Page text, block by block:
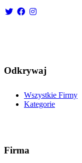
Odkrywaj
Wszystkie Firmy
Kategorie
Firma